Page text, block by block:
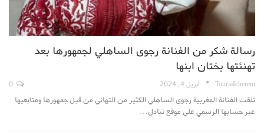
رسالة شكر من الفنانة رجوى الساهلي لجمهورها بعد
تهنئتها بختان ابنها
TouriaIcherem أبريل 4, 2024
تلقت الفنانة المغربية رجوى الساهلي الكثير من التهاني من قبل جمهورها ومتابعيها
عبر حسابها الرسمي على موقع تبادل…